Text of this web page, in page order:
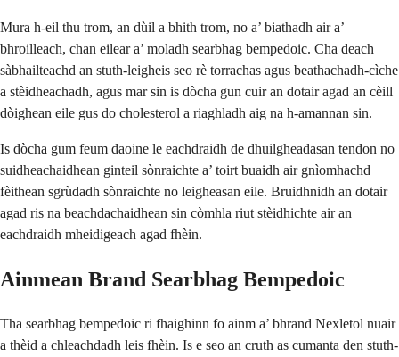
Mura h-eil thu trom, an dùil a bhith trom, no a’ biathadh air a’
bhroilleach, chan eilear a’ moladh searbhag bempedoic. Cha deach
sàbhailteachd an stuth-leigheis seo rè torrachas agus beathachadh-cìche
a stèidheachadh, agus mar sin is dòcha gun cuir an dotair agad an cèill
dòighean eile gus do cholesterol a riaghladh aig na h-amannan sin.
Is dòcha gum feum daoine le eachdraidh de dhuilgheadasan tendon no
suidheachaidhean ginteil sònraichte a’ toirt buaidh air gnìomhachd
fèithean sgrùdadh sònraichte no leigheasan eile. Bruidhnidh an dotair
agad ris na beachdachaidhean sin còmhla riut stèidhichte air an
eachdraidh mheidigeach agad fhèin.
Ainmean Brand Searbhag Bempedoic
Tha searbhag bempedoic ri fhaighinn fo ainm a’ bhrand Nexletol nuair
a thèid a chleachdadh leis fhèin. Is e seo an cruth as cumanta den stuth-